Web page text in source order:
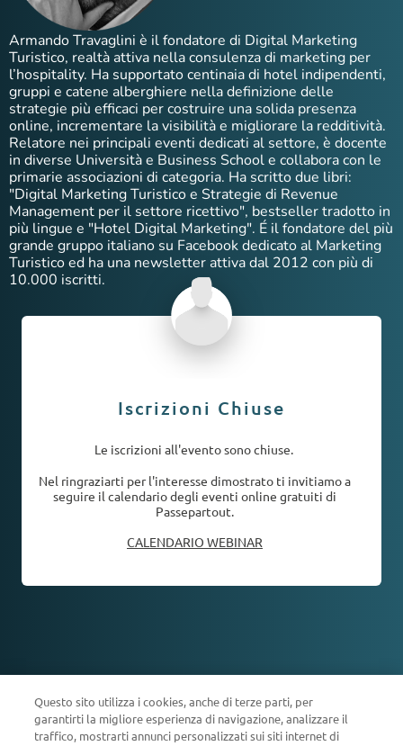
Armando Travaglini è il fondatore di Digital Marketing
Turistico, realtà attiva nella consulenza di marketing per
l’hospitality. Ha supportato centinaia di hotel indipendenti,
gruppi e catene alberghiere nella definizione delle
strategie più efficaci per costruire una solida presenza
online, incrementare la visibilità e migliorare la redditività.
Relatore nei principali eventi dedicati al settore, è docente
in diverse Università e Business School e collabora con le
primarie associazioni di categoria. Ha scritto due libri:
"Digital Marketing Turistico e Strategie di Revenue
Management per il settore ricettivo", bestseller tradotto in
più lingue e "Hotel Digital Marketing". É il fondatore del più
grande gruppo italiano su Facebook dedicato al Marketing
Turistico ed ha una newsletter attiva dal 2012 con più di
10.000 iscritti.
Iscrizioni Chiuse
Le iscrizioni all'evento sono chiuse.
Nel ringraziarti per l'interesse dimostrato ti invitiamo a
seguire il calendario degli eventi online gratuiti di
Passepartout.
CALENDARIO WEBINAR
Questo sito utilizza i cookies, anche di terze parti, per
garantirti la migliore esperienza di navigazione, analizzare il
traffico, mostrarti annunci personalizzati sui siti internet di